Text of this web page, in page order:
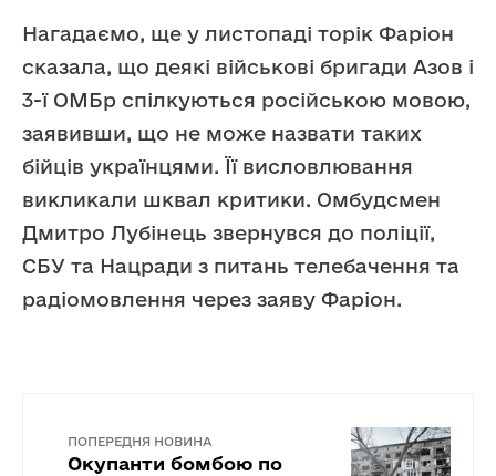
Нагадаємо, ще у листопаді торік Фаріон
сказала, що деякі військові бригади Азов і
3-ї ОМБр спілкуються російською мовою,
заявивши, що не може назвати таких
бійців українцями. Її висловлювання
викликали шквал критики. Омбудсмен
Дмитро Лубінець звернувся до поліції,
СБУ та Нацради з питань телебачення та
радіомовлення через заяву Фаріон.
ПОПЕРЕДНЯ НОВИНА
Окупанти бомбою по